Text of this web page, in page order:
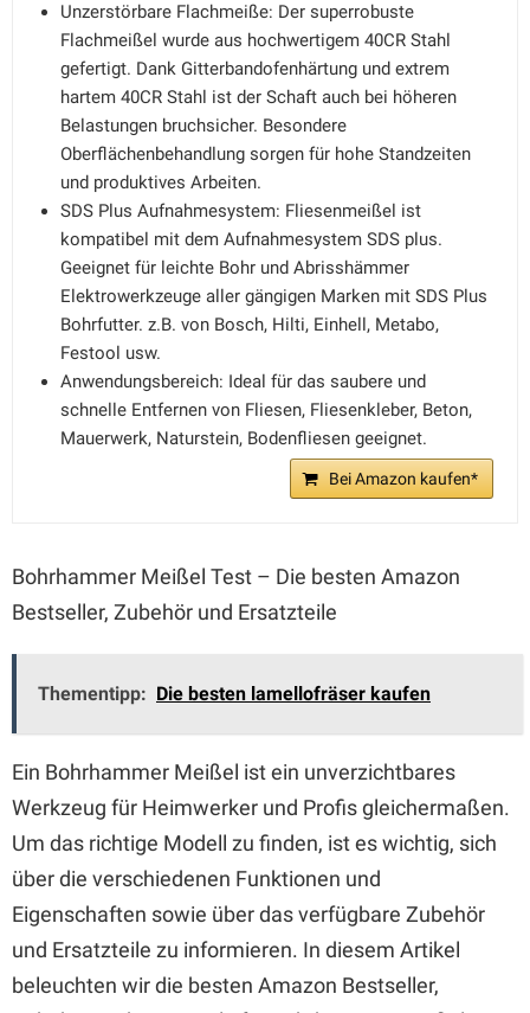
Unzerstörbare Flachmeiße: Der superrobuste
Flachmeißel wurde aus hochwertigem 40CR Stahl
gefertigt. Dank Gitterbandofenhärtung und extrem
hartem 40CR Stahl ist der Schaft auch bei höheren
Belastungen bruchsicher. Besondere
Oberflächenbehandlung sorgen für hohe Standzeiten
und produktives Arbeiten.
SDS Plus Aufnahmesystem: Fliesenmeißel ist
kompatibel mit dem Aufnahmesystem SDS plus.
Geeignet für leichte Bohr und Abrisshämmer
Elektrowerkzeuge aller gängigen Marken mit SDS Plus
Bohrfutter. z.B. von Bosch, Hilti, Einhell, Metabo,
Festool usw.
Anwendungsbereich: Ideal für das saubere und
schnelle Entfernen von Fliesen, Fliesenkleber, Beton,
Mauerwerk, Naturstein, Bodenfliesen geeignet.
Bei Amazon kaufen*
Bohrhammer Meißel Test – Die besten Amazon
Bestseller, Zubehör und Ersatzteile
Thementipp: Die besten lamellofräser kaufen
Ein Bohrhammer Meißel ist ein unverzichtbares
Werkzeug für Heimwerker und Profis gleichermaßen.
Um das richtige Modell zu finden, ist es wichtig, sich
über die verschiedenen Funktionen und
Eigenschaften sowie über das verfügbare Zubehör
und Ersatzteile zu informieren. In diesem Artikel
beleuchten wir die besten Amazon Bestseller,